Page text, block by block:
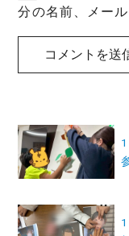
分の名前、メー
投
稿
ナ
ビ
ゲ